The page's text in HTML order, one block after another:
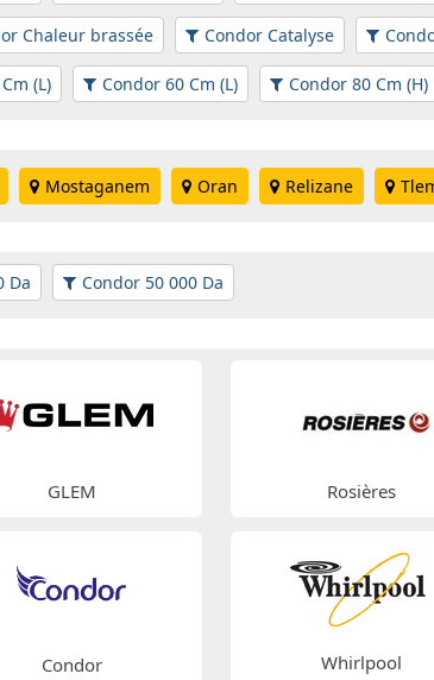
Chaleur brassée Condor Catalyse
(L) Condor 60 Cm (L) Condor 80 Cm (H)
Mostaganem Oran Relizane
Da Condor 50 000 Da
GLEM Rosières
Condor Whirlpool